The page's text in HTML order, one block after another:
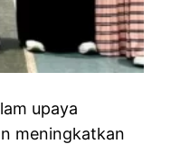
upaya
meningkatkan